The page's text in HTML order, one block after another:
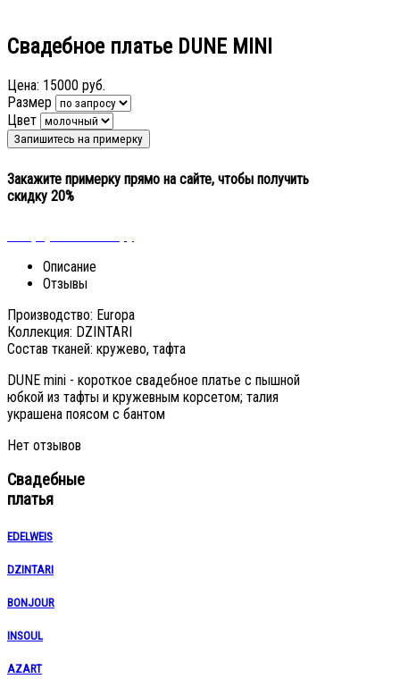
Свадебное платье DUNE MINI
Цена: 15000 руб.
Размер
Цвет
Закажите примерку прямо на сайте, чтобы получить
скидку 20%
Описание
Отзывы
Производство: Europa
Коллекция: DZINTARI
Состав тканей: кружево, тафта
DUNE mini - короткое свадебное платье с пышной
юбкой из тафты и кружевным корсетом; талия
украшена поясом с бантом
Нет отзывов
Свадебные
платья
EDELWEIS
DZINTARI
BONJOUR
INSOUL
AZART